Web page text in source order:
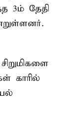
3ம் தேதி
காரில்